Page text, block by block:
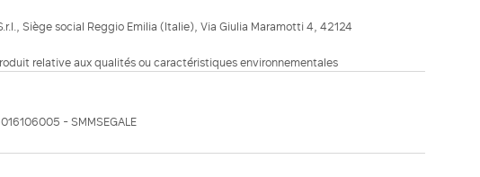
FONCE'FONCEMARINE
Taille française
La mannequin porte une taille M et mesure 177 cm, tour de
Siège social Reggio Emilia (Italie), Via Giulia Maramotti 4, 42124
relative aux qualités ou caractéristiques environnementales
- SMMSEGALE